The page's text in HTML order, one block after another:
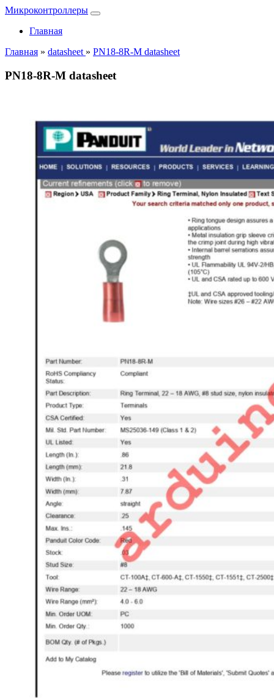
Микроконтроллеры
Главная
Главная » datasheet » PN18-8R-M datasheet
PN18-8R-M datasheet